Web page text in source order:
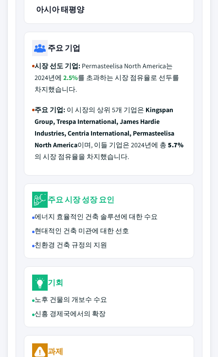
아시아 태평양
주요 기업
시장 선도 기업: Permasteelisa North America는
2024년에 2.5%를 초과하는 시장 점유율로 선두를
차지했습니다.
주요 기업: 이 시장의 상위 5개 기업은 Kingspan
Group, Trespa International, James Hardie
Industries, Centria International, Permasteelisa
North America이며, 이들 기업은 2024년에 총 5.7%
의 시장 점유율을 차지했습니다.
주요 시장 성장 요인
에너지 효율적인 건축 솔루션에 대한 수요
현대적인 건축 미관에 대한 선호
친환경 건축 규정의 지원
기회
노후 건물의 개보수 수요
신흥 경제국에서의 확장
과제